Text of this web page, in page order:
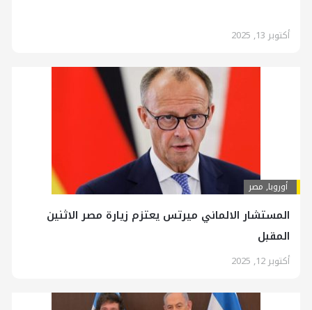
أكتوبر 13, 2025
أوروبا, مصر
المستشار الالماني ميرتس يعتزم زيارة مصر الاثنين
المقبل
أكتوبر 12, 2025